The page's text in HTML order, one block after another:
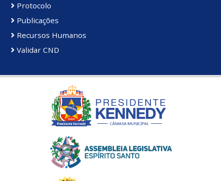
Protocolo
Publicações
Recursos Humanos
Validar CND